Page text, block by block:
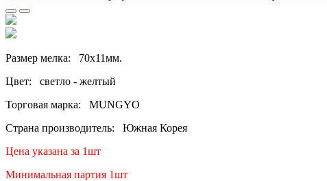
Размер мелка: 70х11мм.
Цвет: светло - желтый
Торговая марка: MUNGYO
Страна производитель: Южная Корея
Цена указана за 1шт
Минимальная партия 1шт